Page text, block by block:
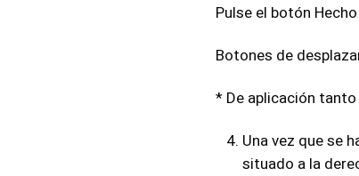
Pulse el botón
Botones de
* De aplicación
Una vez que se
situado a la